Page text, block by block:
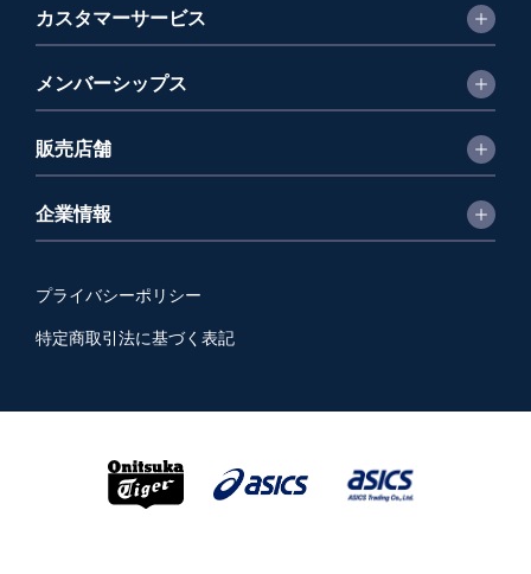
カスタマーサービス
メンバーシップス
販売店舗
企業情報
プライバシーポリシー
特定商取引法に基づく表記